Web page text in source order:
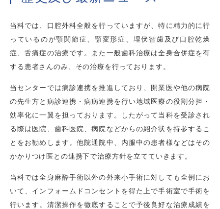
当科では、口腔外科全般を行っていますが、特に精力的に行
っているのが顎関節症、顎変形症、埋伏智歯及び口腔乾燥
症、舌痛症の治療です。また一般歯科治療は全身合併症を有
する患者さんのみ、その治療を行っております。
当センターでは病診連携を推進しており、開業医や他の病院
の先生方と病診連携・病病連携を行い地域医療の役割分担・
効率化に一翼を担っております。したがって当科を受診され
る際は医院、歯科医院、病院などからの紹介状を持参するこ
とをお勧めします。他院通院中、内服中の患者様などはその
かかりつけ医との連携下で治療方針を立てていきます。
当科では全身麻酔手術以外の外来小手術に対しても全例にお
いて、インフォームドコンセントを得た上で手術室で手術を
行います。清潔操作を徹底することで予後良好な治療成績を